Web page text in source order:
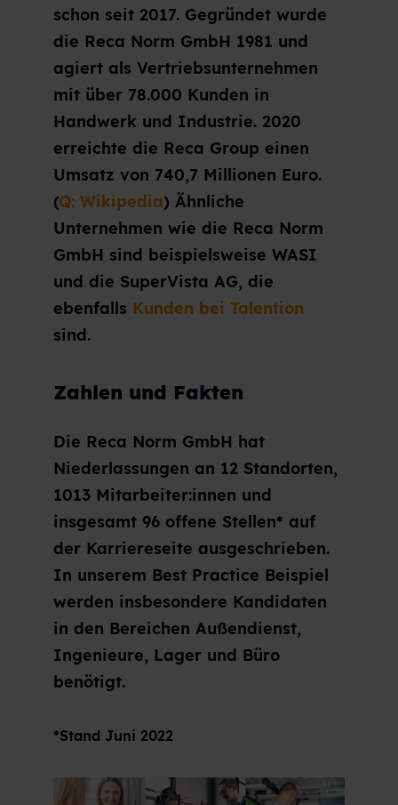
schon seit 2017. Gegründet wurde
die Reca Norm GmbH 1981 und
agiert als Vertriebsunternehmen
mit über 78.000 Kunden in
Handwerk und Industrie. 2020
erreichte die Reca Group einen
Umsatz von 740,7 Millionen Euro.
(Q: Wikipedia) Ähnliche
Unternehmen wie die Reca Norm
GmbH sind beispielsweise WASI
und die SuperVista AG, die
ebenfalls Kunden bei Talention
sind.
Zahlen und Fakten
Die Reca Norm GmbH hat
Niederlassungen an 12 Standorten,
1013 Mitarbeiter:innen und
insgesamt 96 offene Stellen* auf
der Karriereseite ausgeschrieben.
In unserem Best Practice Beispiel
werden insbesondere Kandidaten
in den Bereichen Außendienst,
Ingenieure, Lager und Büro
benötigt.
*Stand Juni 2022